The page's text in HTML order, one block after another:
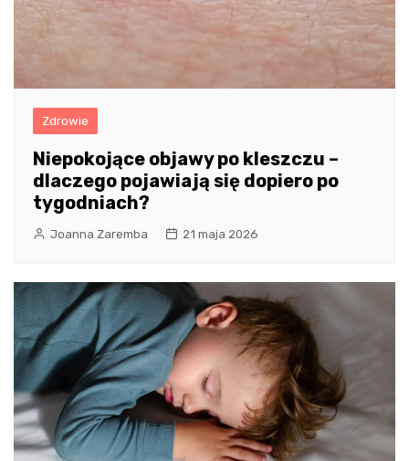
Zdrowie
Niepokojące objawy po kleszczu –
dlaczego pojawiają się dopiero po
tygodniach?
Joanna Zaremba 21 maja 2026